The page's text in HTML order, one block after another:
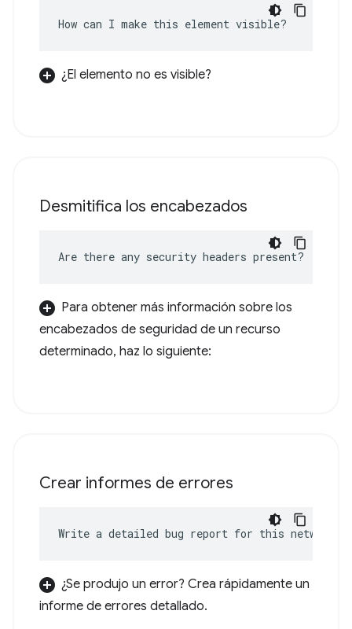
How can I make this element visible?
¿El elemento no es visible?
Desmitifica los encabezados
Are there any security headers present?
Para obtener más información sobre los
encabezados de seguridad de un recurso
determinado, haz lo siguiente:
Crear informes de errores
Write a detailed bug report for this network
¿Se produjo un error? Crea rápidamente un
informe de errores detallado.